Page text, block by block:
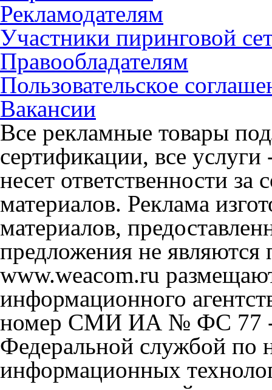
Рекламодателям
Участники пиринговой
Правообладателям
Пользовательское
Вакансии
Все рекламные товары
сертификации, все
несет ответственности
материалов. Реклама
материалов,
предложения не
www.weacom.ru
информационного
номер СМИ ИА № ФС 77 -
Федеральной службой по
информационных